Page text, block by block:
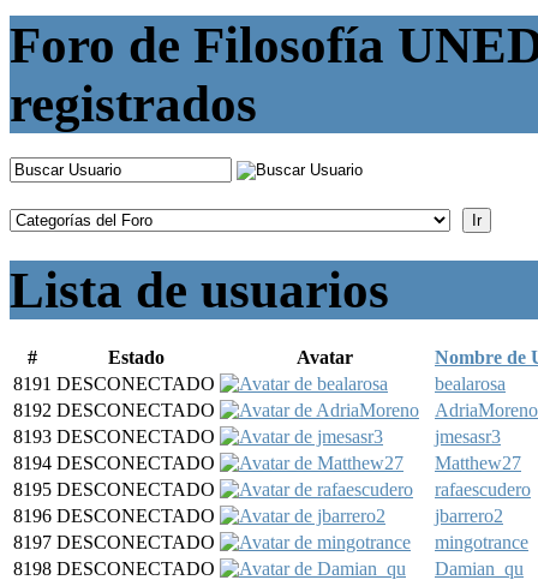
Foro de Filosofía
registrados
Lista de usuarios
# Estado Avatar
Nombre de
8191 DESCONECTADO
bealarosa
8192 DESCONECTADO
AdriaMoreno
8193 DESCONECTADO
jmesasr3
8194 DESCONECTADO
Matthew27
8195 DESCONECTADO
rafaescudero
8196 DESCONECTADO
jbarrero2
8197 DESCONECTADO
mingotrance
8198 DESCONECTADO
Damian_qu